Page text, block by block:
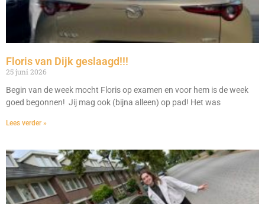
Floris van Dijk geslaagd!!!
25 juni 2026
Begin van de week mocht Floris op examen en voor hem is de week
goed begonnen! Jij mag ook (bijna alleen) op pad! Het was
Lees verder »